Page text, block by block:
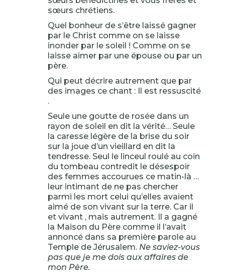
sœurs chrétiens.
Quel bonheur de s’être laissé gagner
par le Christ comme on se laisse
inonder par le soleil ! Comme on se
laisse aimer par une épouse ou par un
père.
Qui peut décrire autrement que par
des images ce chant : Il est ressuscité
.
Seule une goutte de rosée dans un
rayon de soleil en dit la vérité… Seule
la caresse légère de la brise du soir
sur la joue d’un vieillard en dit la
tendresse. Seul le linceul roulé au coin
du tombeau contredit le désespoir
des femmes accourues ce matin-là …
leur intimant de ne pas chercher
parmi les mort celui qu’elles avaient
aimé de son vivant sur la terre. Car il
et vivant , mais autrement. Il a gagné
la Maison du Père comme il l’avait
annoncé dans sa première parole au
Temple de Jérusalem. Ne saviez-vous
pas que je me dois aux affaires de
mon Père.